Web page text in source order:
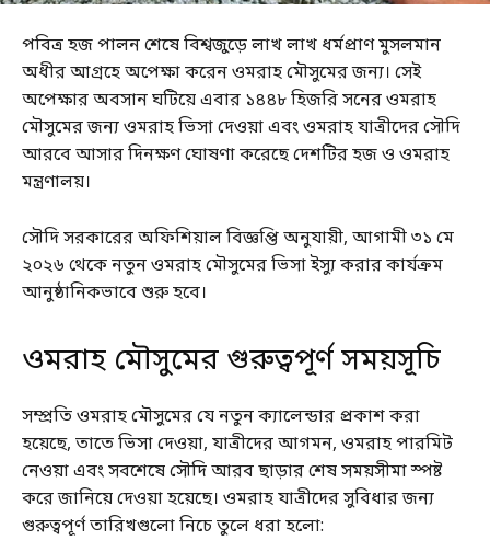
পবিত্র হজ পালন শেষে বিশ্বজুড়ে লাখ লাখ ধর্মপ্রাণ মুসলমান
অধীর আগ্রহে অপেক্ষা করেন ওমরাহ মৌসুমের জন্য। সেই
অপেক্ষার অবসান ঘটিয়ে এবার ১৪৪৮ হিজরি সনের ওমরাহ
মৌসুমের জন্য ওমরাহ ভিসা দেওয়া এবং ওমরাহ যাত্রীদের সৌদি
আরবে আসার দিনক্ষণ ঘোষণা করেছে দেশটির হজ ও ওমরাহ
মন্ত্রণালয়।
সৌদি সরকারের অফিশিয়াল বিজ্ঞপ্তি অনুযায়ী, আগামী ৩১ মে
২০২৬ থেকে নতুন ওমরাহ মৌসুমের ভিসা ইস্যু করার কার্যক্রম
আনুষ্ঠানিকভাবে শুরু হবে।
ওমরাহ মৌসুমের গুরুত্বপূর্ণ সময়সূচি
সম্প্রতি ওমরাহ মৌসুমের যে নতুন ক্যালেন্ডার প্রকাশ করা
হয়েছে, তাতে ভিসা দেওয়া, যাত্রীদের আগমন, ওমরাহ পারমিট
নেওয়া এবং সবশেষে সৌদি আরব ছাড়ার শেষ সময়সীমা স্পষ্ট
করে জানিয়ে দেওয়া হয়েছে। ওমরাহ যাত্রীদের সুবিধার জন্য
গুরুত্বপূর্ণ তারিখগুলো নিচে তুলে ধরা হলো: